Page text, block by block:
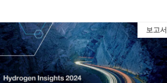
보고서